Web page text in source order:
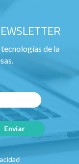
de la